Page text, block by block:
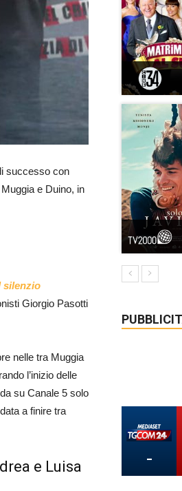
successo con
e Duino, in
silenzio
Giorgio Pasotti
nelle tra Muggia
l’inizio delle
su Canale 5 solo
a finire tra
e Luisa -